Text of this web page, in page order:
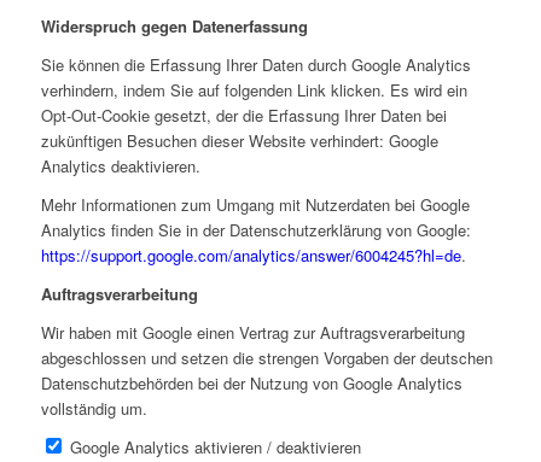
Widerspruch gegen Datenerfassung
Sie können die Erfassung Ihrer Daten durch Google Analytics
verhindern, indem Sie auf folgenden Link klicken. Es wird ein
Opt-Out-Cookie gesetzt, der die Erfassung Ihrer Daten bei
zukünftigen Besuchen dieser Website verhindert: Google
Analytics deaktivieren.
Mehr Informationen zum Umgang mit Nutzerdaten bei Google
Analytics finden Sie in der Datenschutzerklärung von Google:
https://support.google.com/analytics/answer/6004245?hl=de.
Auftragsverarbeitung
Wir haben mit Google einen Vertrag zur Auftragsverarbeitung
abgeschlossen und setzen die strengen Vorgaben der deutschen
Datenschutzbehörden bei der Nutzung von Google Analytics
vollständig um.
Google Analytics aktivieren / deaktivieren